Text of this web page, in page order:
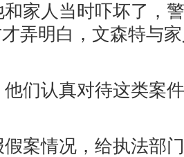
家人当时吓坏了，
弄明白，文森特与
们认真对待这类案
案情况，给执法部